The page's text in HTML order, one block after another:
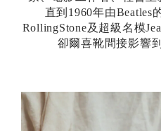
直到1960年由Beatles
RollingStone及超級名模
卻爾喜靴間接影響